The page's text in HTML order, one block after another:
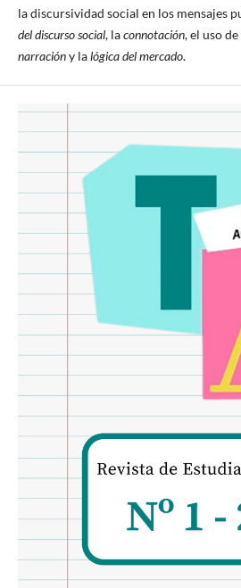
la discursividad social en los mensajes
del discurso social, laconnotación, el uso de
narracióny lalógica del mercado.